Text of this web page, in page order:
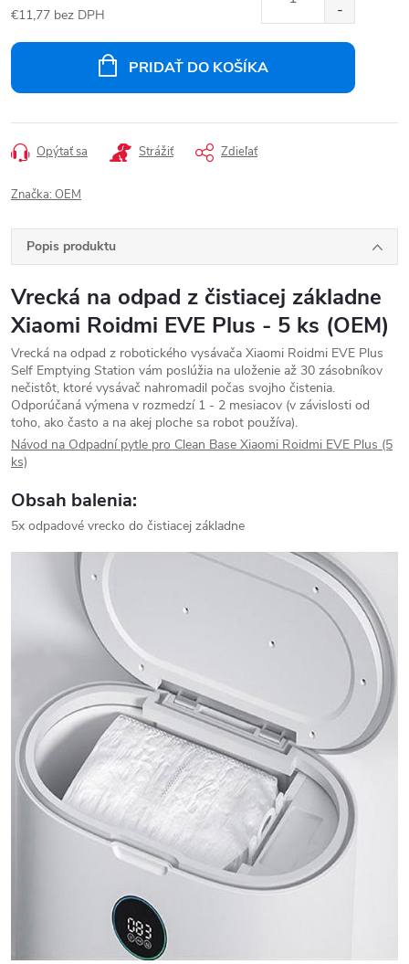
€11,77 bez DPH
PRIDAŤ DO KOŠÍKA
Opýtať sa Strážiť Zdieľať
Značka: OEM
Popis produktu
Vrecká na odpad z čistiacej základne
Xiaomi Roidmi EVE Plus - 5 ks (OEM)
Vrecká na odpad z robotického vysávača Xiaomi Roidmi EVE Plus
Self Emptying Station vám poslúžia na uloženie až 30 zásobníkov
nečistôt, ktoré vysávač nahromadil počas svojho čistenia.
Odporúčaná výmena v rozmedzí 1 - 2 mesiacov (v závislosti od
toho, ako často a na akej ploche sa robot používa).
Návod na Odpadní pytle pro Clean Base Xiaomi Roidmi EVE Plus (5
ks)
Obsah balenia:
5x odpadové vrecko do čistiacej základne